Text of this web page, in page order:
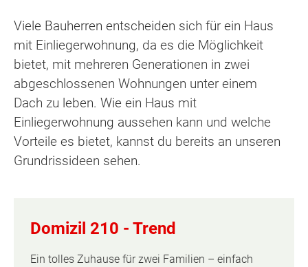
Viele Bauherren entscheiden sich für ein Haus
mit Einliegerwohnung, da es die Möglichkeit
bietet, mit mehreren Generationen in zwei
abgeschlossenen Wohnungen unter einem
Dach zu leben. Wie ein Haus mit
Einliegerwohnung aussehen kann und welche
Vorteile es bietet, kannst du bereits an unseren
Grundrissideen sehen.
Domizil 210 - Trend
Ein tolles Zuhause für zwei Familien – einfach